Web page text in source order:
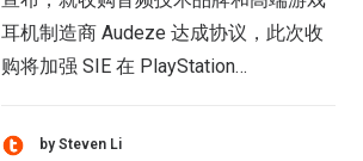
耳机制造商 Audeze 达成协议，此次收
购将加强 SIE 在 PlayStation…
by Steven Li